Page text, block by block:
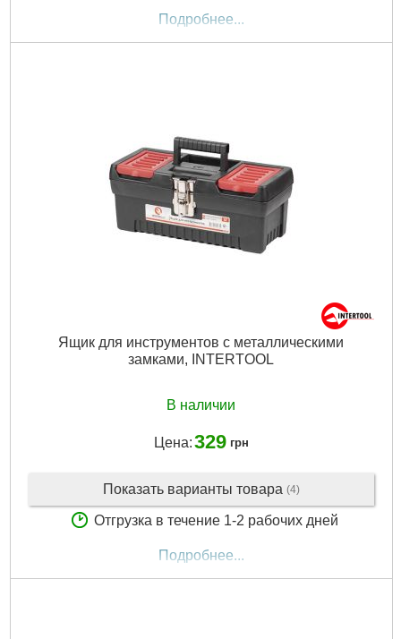
Подробнее...
Ящик для инструментов с металлическими
замками, INTERTOOL
В наличии
Цена:329 грн
Показать варианты товара (4)
Отгрузка в течение 1-2 рабочих дней
Подробнее...